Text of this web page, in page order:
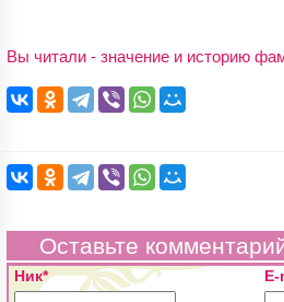
Вы читали - значение и историю
Оставьте
Ник* E-